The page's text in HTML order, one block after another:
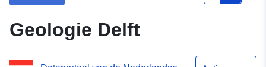
Geologie Delft